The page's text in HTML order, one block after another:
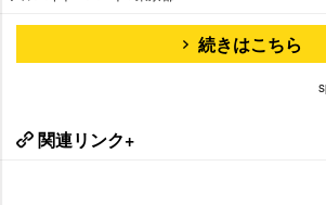
続きはこちら
関連リンク+